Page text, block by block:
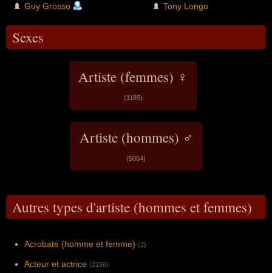
Guy Grosso
Tony Longo
Sexes
Artiste (femmes) ♀
(1185)
Artiste (hommes) ♂
(5064)
Autres types d'artiste (hommes et femmes)
Acrobate (homme et femme) (2)
Acteur et actrice (2156)